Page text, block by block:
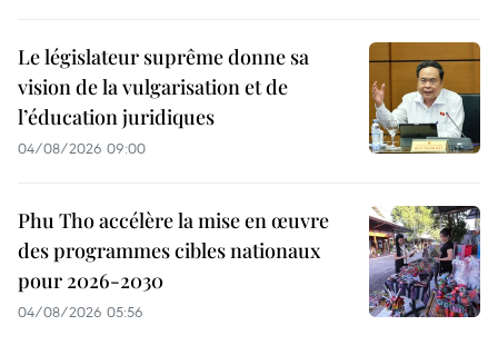
Le législateur suprême donne sa
vision de la vulgarisation et de
l’éducation juridiques
04/08/2026 09:00
Phu Tho accélère la mise en œuvre
des programmes cibles nationaux
pour 2026-2030
04/08/2026 05:56